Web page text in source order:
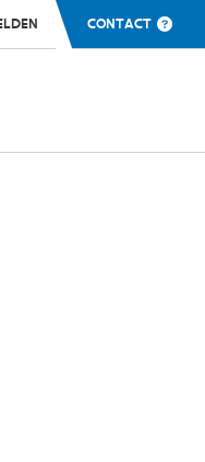
CONTACT